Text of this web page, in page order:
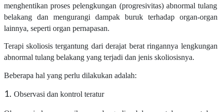
menghentikan proses pelengkungan (progresivitas) abnormal tulang
belakang dan mengurangi dampak buruk terhadap organ-organ
lainnya, seperti organ pernapasan.
Terapi skoliosis tergantung dari derajat berat ringannya lengkungan
abnormal tulang belakang yang terjadi dan jenis skoliosisnya.
Beberapa hal yang perlu dilakukan adalah:
Observasi dan kontrol teratur